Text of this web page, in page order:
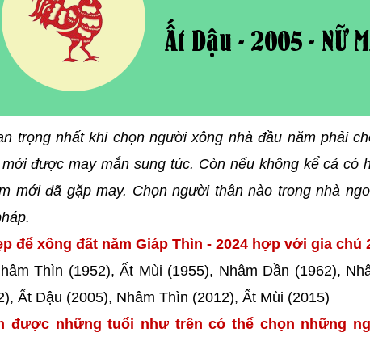
trọng nhất khi chọn người xông nhà đầu năm phải
được may mắn sung túc. Còn nếu không kể cả có
mới đã gặp may. Chọn người thân nào trong nhà
để xông đất năm Giáp Thìn - 2024 hợp với gia chủ
Thìn (1952), Ất Mùi (1955), Nhâm Dần (1962),
Ất Dậu (2005), Nhâm Thìn (2012), Ất Mùi (2015)
được những tuổi như trên có thể chọn những